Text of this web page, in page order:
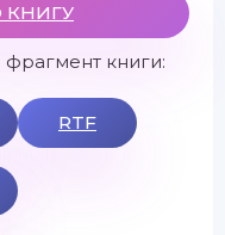
КНИГУ
фрагмент книги:
RTF